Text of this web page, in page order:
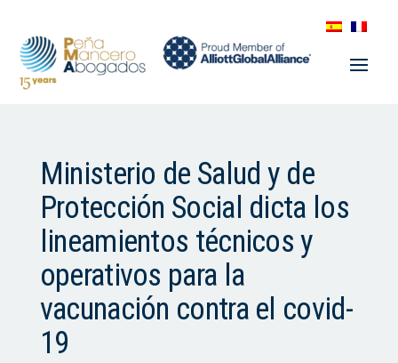
Ministerio de Salud y de
Protección Social dicta los
lineamientos técnicos y
operativos para la
vacunación contra el covid-
19